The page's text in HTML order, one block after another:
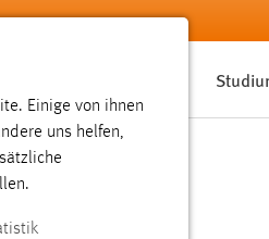
Einige von ihnen
uns helfen,